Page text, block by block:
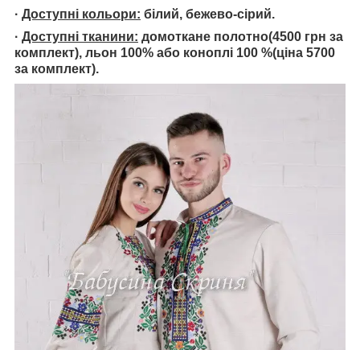
· Доступні кольори: білий, бежево-сірий.
· Доступні тканини: домоткане полотно(4500 грн за
комплект), льон 100% або коноплі 100 %(ціна 5700
за комплект).